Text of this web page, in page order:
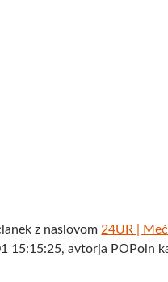
z naslovom 24UR |
15:15:25, avtorja POPoln